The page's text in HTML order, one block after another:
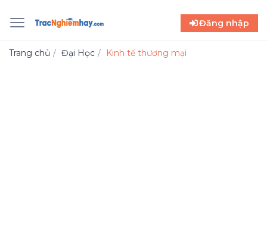
Đăng nhập
Trang chủ Đại Học Kinh tế thương mại